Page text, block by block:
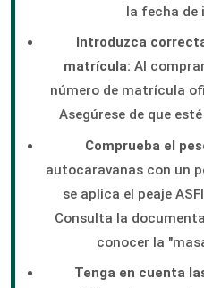
la fecha de
Introduzca
matrícula: Al
número de matrícula
Asegúrese de que
Comprueba el
autocaravanas con un
se aplica el peaje
Consulta la
conocer la
Tenga en cuenta